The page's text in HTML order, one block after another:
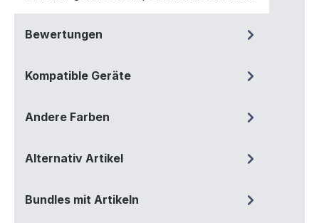
Bewertungen
Kompatible Geräte
Andere Farben
Alternativ Artikel
Bundles mit Artikeln